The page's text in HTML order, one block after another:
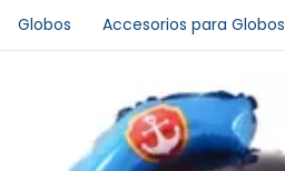
Globos Accesorios para Globos